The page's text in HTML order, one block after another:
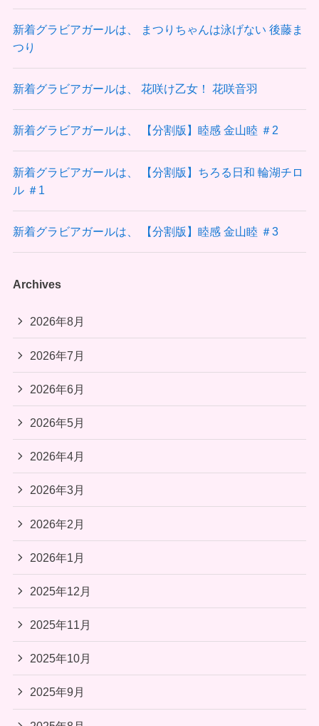
新着グラビアガールは、 まつりちゃんは泳げない 後藤ま
つり
新着グラビアガールは、 花咲け乙女！ 花咲音羽
新着グラビアガールは、 【分割版】睦感 金山睦 ＃2
新着グラビアガールは、 【分割版】ちろる日和 輪湖チロ
ル ＃1
新着グラビアガールは、 【分割版】睦感 金山睦 ＃3
Archives
2026年8月
2026年7月
2026年6月
2026年5月
2026年4月
2026年3月
2026年2月
2026年1月
2025年12月
2025年11月
2025年10月
2025年9月